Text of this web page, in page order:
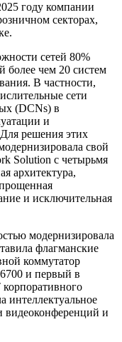
году компании
секторах,
сетей 80%
более чем 20 систем
В частности,
сети
(DCNs) в
и
решения этих
свой
Solution с четырьмя
архитектура,
и исключительная
модернизировала
флагманские
коммутатор
и первый в
интеллектуальное
видеоконференций и